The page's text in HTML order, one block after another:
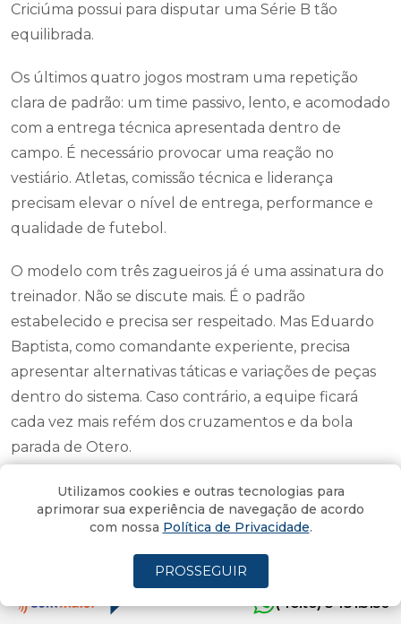
Criciúma possui para disputar uma Série B tão
equilibrada.
Os últimos quatro jogos mostram uma repetição
clara de padrão: um time passivo, lento, e acomodado
com a entrega técnica apresentada dentro de
campo. É necessário provocar uma reação no
vestiário. Atletas, comissão técnica e liderança
precisam elevar o nível de entrega, performance e
qualidade de futebol.
O modelo com três zagueiros já é uma assinatura do
treinador. Não se discute mais. É o padrão
estabelecido e precisa ser respeitado. Mas Eduardo
Baptista, como comandante experiente, precisa
apresentar alternativas táticas e variações de peças
dentro do sistema. Caso contrário, a equipe ficará
cada vez mais refém dos cruzamentos e da bola
parada de Otero.
Também cresce a preocupação do torcedor com
algumas escolhas. Exemplos claros aparecem em
lateral de características mais tradicionais de linha de
quatro, e Diego Gonçalves, atleta de muita entrega,
mas que ainda apresenta baixa produtividade
(4oito) 3431.5150
Utilizamos cookies e outras tecnologias para
aprimorar sua experiência de navegação de acordo
com nossa Política de Privacidade.
PROSSEGUIR